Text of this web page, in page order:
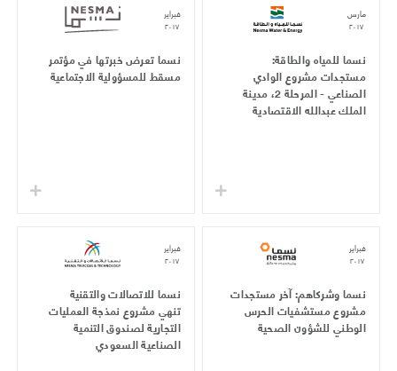
مارس
نسما للمياه والطاقة:
مستجدات مشروع الوادي
الصناعي - المرحلة 2، مدينة
الملك عبدالله الاقتصادية
فبراير
نسما تعرض خبرتها في مؤتمر
مسقط للمسؤولية الاجتماعية
فبراير
نسما وشركاهم: آخر مستجدات
مشروع مستشفيات الحرس
الوطني للشؤون الصحية
فبراير
نسما للاتصالات والتقنية
تنهي مشروع نمذجة العمليات
التجارية لصندوق التنمية
الصناعية السعودي